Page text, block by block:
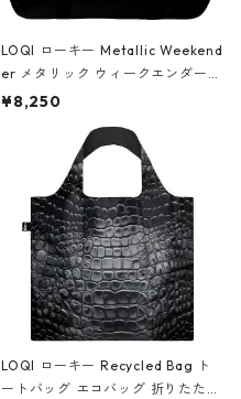
LOQI ローキー Metallic Weekend
er メタリック ウィークエンダー
ボストンバッグ ショルダーバッグ
Black ジャン=ミッシェル・バスキ
ア/クラウン ブラック
¥8,250
LOQI ローキー Recycled Bag ト
ートバッグ エコバッグ 折りたたみ